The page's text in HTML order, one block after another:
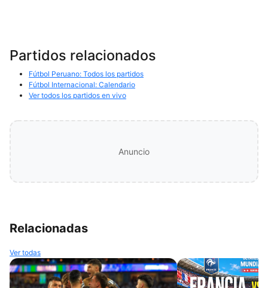
Partidos relacionados
Fútbol Peruano: Todos los partidos
Fútbol Internacional: Calendario
Ver todos los partidos en vivo
Anuncio
Relacionadas
Ver todas